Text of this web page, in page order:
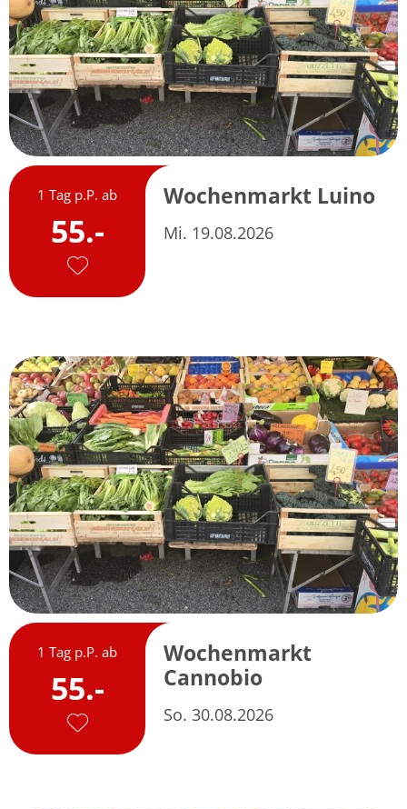
1 Tag p.P. ab
55.-
Wochenmarkt Luino
Mi. 19.08.2026
1 Tag p.P. ab
55.-
Wochenmarkt
Cannobio
So. 30.08.2026